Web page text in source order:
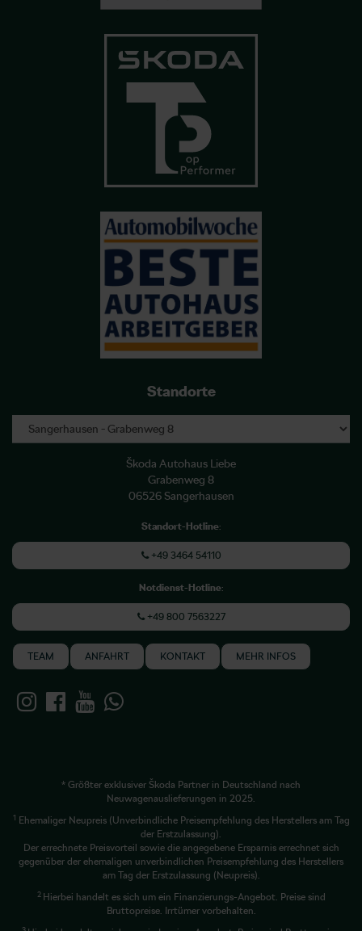
Standorte
Škoda Autohaus Liebe
Grabenweg 8
06526 Sangerhausen
Standort-Hotline:
+49 3464 54110
Notdienst-Hotline:
+49 800 7563227
TEAM ANFAHRT KONTAKT MEHR INFOS
* Größter exklusiver Škoda Partner in Deutschland nach
Neuwagenauslieferungen in 2025.
1 Ehemaliger Neupreis (Unverbindliche Preisempfehlung des Herstellers am Tag
der Erstzulassung).
Der errechnete Preisvorteil sowie die angegebene Ersparnis errechnet sich
gegenüber der ehemaligen unverbindlichen Preisempfehlung des Herstellers
am Tag der Erstzulassung (Neupreis).
2 Hierbei handelt es sich um ein Finanzierungs-Angebot. Preise sind
Bruttopreise. Irrtümer vorbehalten.